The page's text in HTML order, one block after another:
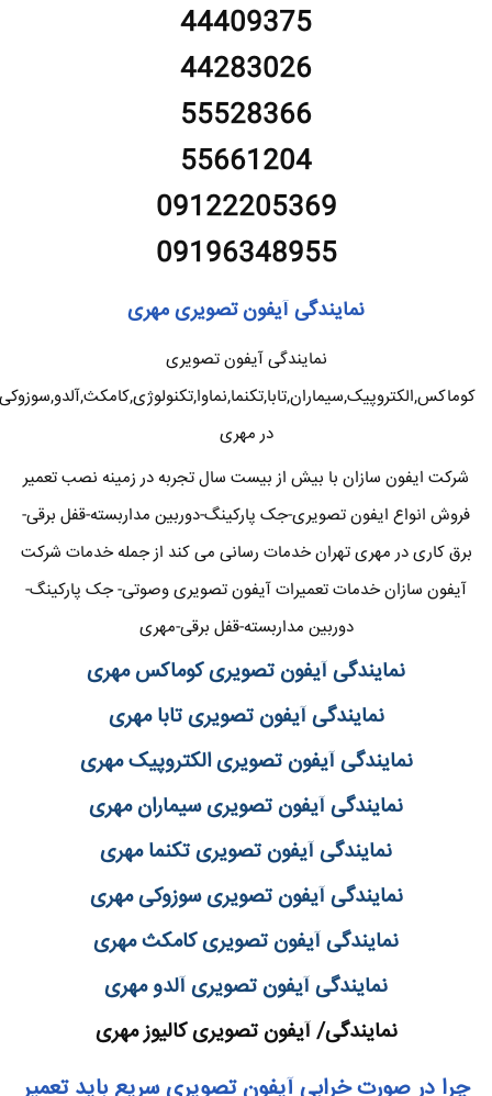
44409375
44283026
55528366
55661204
09122205369
09196348955
نمایندگی آیفون تصویری مهری
نمایندگی آیفون تصویری
کوماکس,الکتروپیک,سیماران,تابا,تکنما,نماوا,تکنولوژی,کامکث,آلدو,سوزوکی
در مهری
شرکت ایفون سازان با بیش از بیست سال تجربه در زمینه نصب تعمیر
فروش انواع ایفون تصویری-جک پارکینگ-دوربین مداربسته-قفل برقی-
برق کاری در مهری تهران خدمات رسانی می کند از جمله خدمات شرکت
آیفون سازان خدمات تعمیرات آیفون تصویری وصوتی- جک پارکینگ-
دوربین مداربسته-قفل برقی-مهری
نمایندگی آیفون تصویری کوماکس مهری
نمایندگی آیفون تصویری تابا مهری
نمایندگی آیفون تصویری الکتروپیک مهری
نمایندگی آیفون تصویری سیماران مهری
نمایندگی آیفون تصویری تکنما مهری
نمایندگی آیفون تصویری سوزوکی مهری
نمایندگی آیفون تصویری کامکث مهری
نمایندگی آیفون تصویری آلدو مهری
نمایندگی/ آیفون تصویری کالیوز مهری
چرا در صورت خرابی آیفون تصویری سریع باید تعمیر